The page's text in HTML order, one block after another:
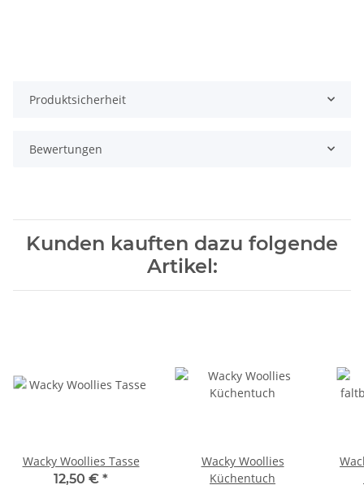
Produktsicherheit
Bewertungen
Kunden kauften dazu folgende
Artikel:
Wacky Woollies Tasse
12,50 € *
Wacky Woollies
Küchentuch